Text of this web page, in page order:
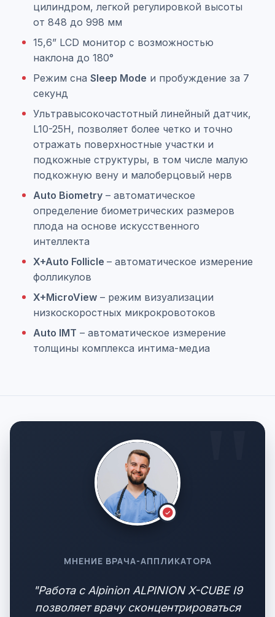
цилиндром, легкой регулировкой высоты
от 848 до 998 мм
15,6” LCD монитор с возможностью
наклона до 180°
Режим сна Sleep Mode и пробуждение за 7
секунд
Ультравысокочастотный линейный датчик,
L10-25H, позволяет более четко и точно
отражать поверхностные участки и
подкожные структуры, в том числе малую
подкожную вену и малоберцовый нерв
Auto Biometry – автоматическое
определение биометрических размеров
плода на основе искусственного
интеллекта
X+Auto Follicle – автоматическое измерение
фолликулов
X+MicroView – режим визуализации
низкоскоростных микрокровотоков
Auto IMT – автоматическое измерение
толщины комплекса интима-медиа
МНЕНИЕ ВРАЧА-АППЛИКАТОРА
"Работа с Alpinion ALPINION X-CUBE I9
позволяет врачу сконцентрироваться